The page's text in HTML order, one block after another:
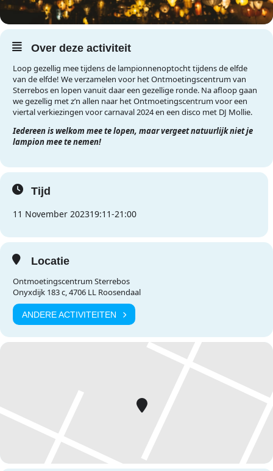
Over deze activiteit
Loop gezellig mee tijdens de lampionnenoptocht tijdens de elfde
van de elfde! We verzamelen voor het Ontmoetingscentrum van
Sterrebos en lopen vanuit daar een gezellige ronde. Na afloop gaan
we gezellig met z’n allen naar het Ontmoetingscentrum voor een
viertal verkiezingen voor carnaval 2024 en een disco met DJ Mollie.
Iedereen is welkom mee te lopen, maar vergeet natuurlijk niet je
lampion mee te nemen!
Tijd
11 November 202319:11-21:00
Locatie
Ontmoetingscentrum Sterrebos
Onyxdijk 183 c, 4706 LL Roosendaal
ANDERE ACTIVITEITEN